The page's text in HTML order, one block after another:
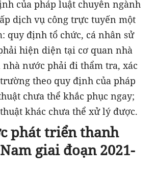
của pháp luật chuyên ngành
dịch vụ công trực tuyến một
quy định tổ chức, cá nhân sử
hiện diện tại cơ quan nhà
nước phải đi thẩm tra, xác
theo quy định của pháp
chưa thể khắc phục ngay;
khác chưa thể xử lý được.
phát triển thanh
giai đoạn 2021-